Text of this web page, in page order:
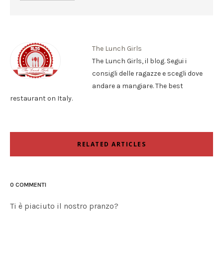
The Lunch Girls
The Lunch Girls, il blog. Segui i
consigli delle ragazze e scegli dove
andare a mangiare. The best
restaurant on Italy.
RELATED ARTICLES
0 COMMENTI
Ti è piaciuto il nostro pranzo?